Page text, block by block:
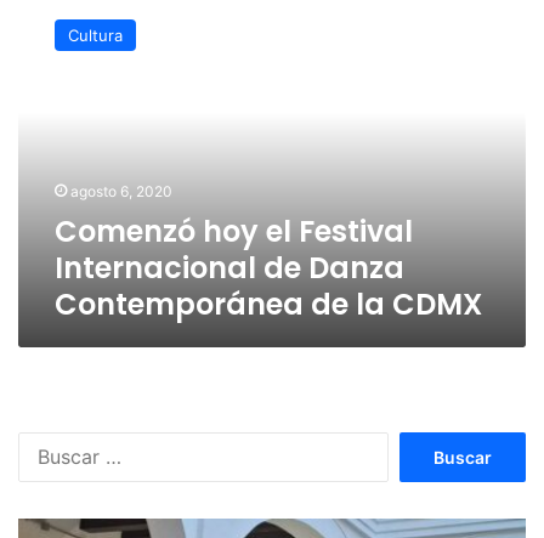
Cultura
agosto 6, 2020
Comenzó hoy el Festival
Internacional de Danza
Contemporánea de la CDMX